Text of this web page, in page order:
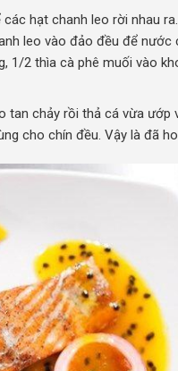
hạt chanh leo rời nhau
leo vào đảo đều để nước
2 thìa cà phê muối vào
chảy rồi thả cá vừa ướp
cho chín đều. Vậy là đã